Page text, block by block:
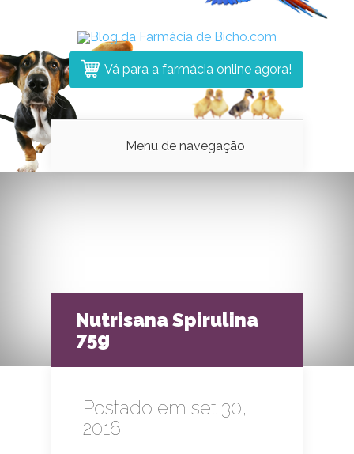
Vá para a farmácia online agora!
Menu de navegação
Nutrisana Spirulina
75g
Postado em set 30,
2016